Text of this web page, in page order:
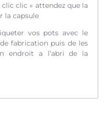
clic » attendez que la
la capsule
vos pots avec le
fabrication puis de les
endroit a l’abri de la